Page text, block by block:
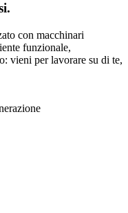
con macchinari
funzionale,
vieni per lavorare su di te,